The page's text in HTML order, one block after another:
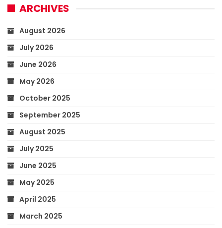
ARCHIVES
August 2026
July 2026
June 2026
May 2026
October 2025
September 2025
August 2025
July 2025
June 2025
May 2025
April 2025
March 2025